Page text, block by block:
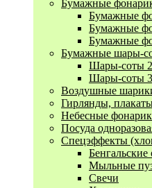
Бумажные
Бумажные
Бумажные
Бумажные
Бумажные шары-
Шары-соты
Шары-соты
Воздушные
Гирлянды,
Небесные
Посуда
Спецэффекты
Мыльные
Свечи